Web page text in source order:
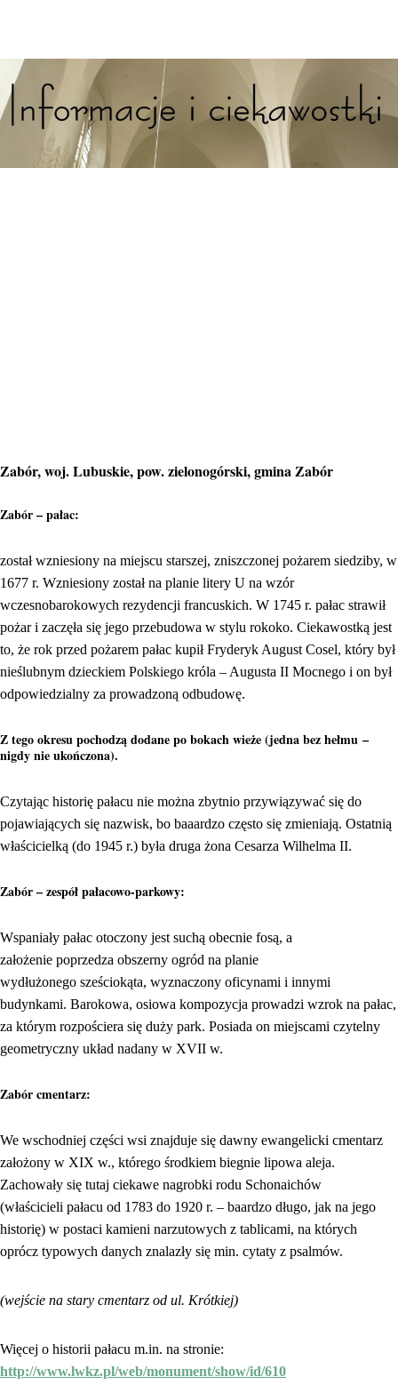
Zabór, woj. Lubuskie, pow. zielonogórski, gmina Zabór
Zabór – pałac:
został wzniesiony na miejscu starszej, zniszczonej pożarem siedziby, w
1677 r. Wzniesiony został na planie litery U na wzór
wczesnobarokowych rezydencji francuskich. W 1745 r. pałac strawił
pożar i zaczęła się jego przebudowa w stylu rokoko. Ciekawostką jest
to, że rok przed pożarem pałac kupił Fryderyk August Cosel, który był
nieślubnym dzieckiem Polskiego króla – Augusta II Mocnego i on był
odpowiedzialny za prowadzoną odbudowę.
Z tego okresu pochodzą dodane po bokach wieże (jedna bez hełmu –
nigdy nie ukończona).
Czytając historię pałacu nie można zbytnio przywiązywać się do
pojawiających się nazwisk, bo baaardzo często się zmieniają. Ostatnią
właścicielką (do 1945 r.) była druga żona Cesarza Wilhelma II.
Zabór – zespół pałacowo-parkowy:
Wspaniały pałac otoczony jest suchą obecnie fosą, a
założenie poprzedza obszerny ogród na planie
wydłużonego sześciokąta, wyznaczony oficynami i innymi
budynkami. Barokowa, osiowa kompozycja prowadzi wzrok na pałac,
za którym rozpościera się duży park. Posiada on miejscami czytelny
geometryczny układ nadany w XVII w.
Zabór cmentarz:
We wschodniej części wsi znajduje się dawny ewangelicki cmentarz
założony w XIX w., którego środkiem biegnie lipowa aleja.
Zachowały się tutaj ciekawe nagrobki rodu Schonaichów
(właścicieli pałacu od 1783 do 1920 r. – baardzo długo, jak na jego
historię) w postaci kamieni narzutowych z tablicami, na których
oprócz typowych danych znalazły się min. cytaty z psalmów.
(wejście na stary cmentarz od ul. Krótkiej)
Więcej o historii pałacu m.in. na stronie:
http://www.lwkz.pl/web/monument/show/id/610